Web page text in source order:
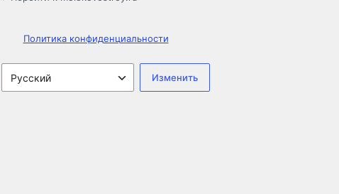
Политика конфиденциальности